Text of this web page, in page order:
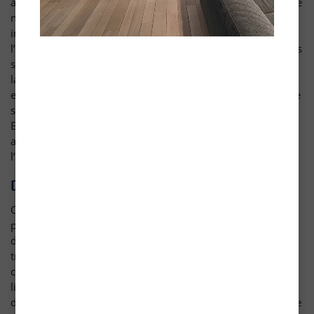
notre entreprise. Si vous avez des questions ou des
inquiétudes concernant le traitement de vos données ou
l’Engagement de confidentialité de blanchon.com, ou si vous
souhaitez signaler une possible violation des lois relatives à
la confidentialité. Vous pouvez toujours nous contacter par
email dpo@blanchon.com. Le Groupe Blanchon peut mettre
son Engagement de confidentialité à jour périodiquement.
En cas de modification substantielle, une notification sera
affichée sur notre site Internet, accompagnée de
l’engagement de confidentialité mis à jour.
Droits des personnes
Conformément au Règlement (UE) 2016/679 relatif à la
protection des données à caractère personnel, vous
disposez du droit de demander au responsable du
traitement l'accès aux données à caractère personnel vous
concernant, la rectification ou l'effacement de celles-ci, la
limitation du traitement de vos données personnelles. Vous
disposez également d’un droit d’opposition au traitement de